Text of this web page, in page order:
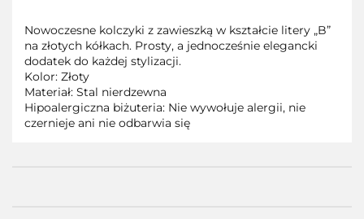
Nowoczesne kolczyki z zawieszką w kształcie litery „B”
na złotych kółkach. Prosty, a jednocześnie elegancki
dodatek do każdej stylizacji.
Kolor: Złoty
Materiał: Stal nierdzewna
Hipoalergiczna biżuteria: Nie wywołuje alergii, nie
czernieje ani nie odbarwia się